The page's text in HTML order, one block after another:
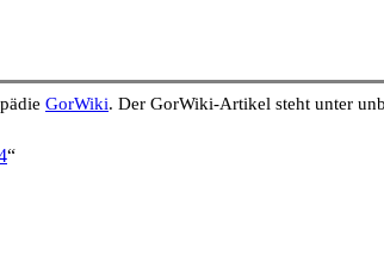
GorWiki. Der GorWiki-Artikel steht unter
“